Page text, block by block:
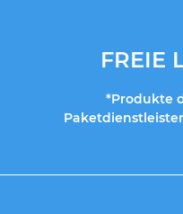
FREIE
*Produkte